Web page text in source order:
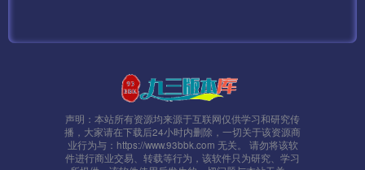
声明：本站所有资源均来源于互联网仅供学习和研究传
播，大家请在下载后24小时内删除，一切关于该资源商
业行为与：https://www.93bbk.com 无关。 请勿将该软
件进行商业交易、转载等行为，该软件只为研究、学习